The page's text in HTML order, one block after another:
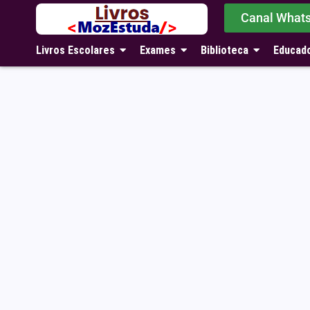
Canal
Livros Escolares Exames Biblioteca